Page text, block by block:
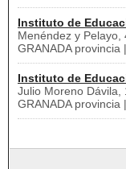
Instituto de
Menéndez y Pelayo,
GRANADA provincia
Instituto de
Julio Moreno Dávila,
GRANADA provincia